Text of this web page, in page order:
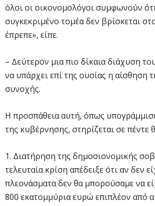
όλοι οι οικονομολόγοι συμφωνούν
συγκεκριμένο τομέα δεν βρίσκεται
έπρεπε», είπε.
– Δεύτερον μια πιο δίκαια διάχυση
να υπάρχει επί της ουσίας η αίσθηση
συνοχής.
Η προσπάθεια αυτή, όπως
της κυβέρνησης, στηρίζεται σε πέντε
1. Διατήρηση της δημοσιονομικής
τελευταία κρίση απέδειξε ότι αν δεν
πλεονάσματα δεν θα μπορούσαμε να
800 εκατομμύρια ευρώ επιπλέον από